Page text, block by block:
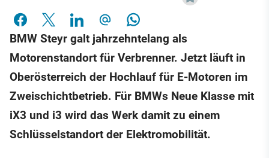
BMW Steyr galt jahrzehntelang als
Motorenstandort für Verbrenner. Jetzt läuft in
Oberösterreich der Hochlauf für E-Motoren im
Zweischichtbetrieb. Für BMWs Neue Klasse mit
iX3 und i3 wird das Werk damit zu einem
Schlüsselstandort der Elektromobilität.